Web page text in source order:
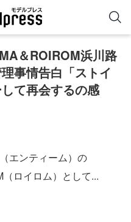
＆ROIROM浜川路
事情告白「ストイ
て再会するの感
エンティーム）の
ロイロム）として...